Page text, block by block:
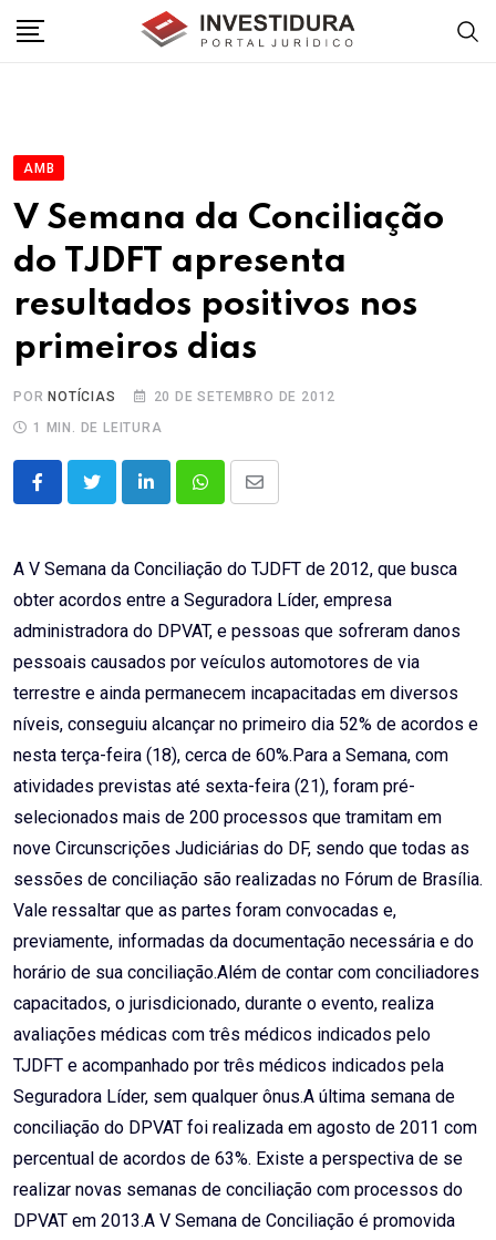
AMB
V Semana da Conciliação
do TJDFT apresenta
resultados positivos nos
primeiros dias
POR NOTÍCIAS
20 DE SETEMBRO DE 2012
1 MIN. DE LEITURA
LinkedInWhatsappShare
Email
A V Semana da Conciliação do TJDFT de 2012, que busca
obter acordos entre a Seguradora Líder, empresa
administradora do DPVAT, e pessoas que sofreram danos
pessoais causados por veículos automotores de via
terrestre e ainda permanecem incapacitadas em diversos
níveis, conseguiu alcançar no primeiro dia 52% de acordos e
nesta terça-feira (18), cerca de 60%.Para a Semana, com
atividades previstas até sexta-feira (21), foram pré-
selecionados mais de 200 processos que tramitam em
nove Circunscrições Judiciárias do DF, sendo que todas as
sessões de conciliação são realizadas no Fórum de Brasília.
Vale ressaltar que as partes foram convocadas e,
previamente, informadas da documentação necessária e do
horário de sua conciliação.Além de contar com conciliadores
capacitados, o jurisdicionado, durante o evento, realiza
avaliações médicas com três médicos indicados pelo
TJDFT e acompanhado por três médicos indicados pela
Seguradora Líder, sem qualquer ônus.A última semana de
conciliação do DPVAT foi realizada em agosto de 2011 com
percentual de acordos de 63%. Existe a perspectiva de se
realizar novas semanas de conciliação com processos do
DPVAT em 2013.A V Semana de Conciliação é promovida